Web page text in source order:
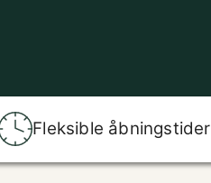
Fleksible åbningstider